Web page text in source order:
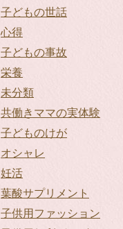
子どもの世話
心得
子どもの事故
栄養
未分類
共働きママの実体験
子どものけが
オシャレ
妊活
葉酸サプリメント
子供用ファッション